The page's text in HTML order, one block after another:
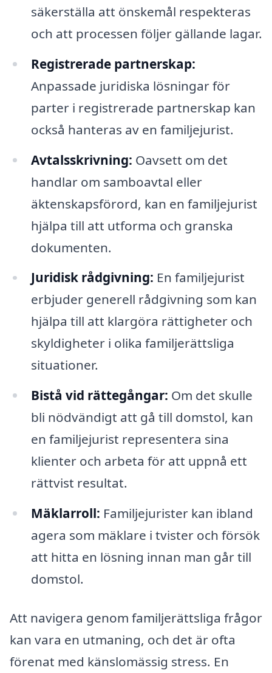
säkerställa att önskemål respekteras
och att processen följer gällande lagar.
Registrerade partnerskap:
Anpassade juridiska lösningar för
parter i registrerade partnerskap kan
också hanteras av en familjejurist.
Avtalsskrivning: Oavsett om det
handlar om samboavtal eller
äktenskapsförord, kan en familjejurist
hjälpa till att utforma och granska
dokumenten.
Juridisk rådgivning: En familjejurist
erbjuder generell rådgivning som kan
hjälpa till att klargöra rättigheter och
skyldigheter i olika familjerättsliga
situationer.
Bistå vid rättegångar: Om det skulle
bli nödvändigt att gå till domstol, kan
en familjejurist representera sina
klienter och arbeta för att uppnå ett
rättvist resultat.
Mäklarroll: Familjejurister kan ibland
agera som mäklare i tvister och försök
att hitta en lösning innan man går till
domstol.
Att navigera genom familjerättsliga frågor
kan vara en utmaning, och det är ofta
förenat med känslomässig stress. En